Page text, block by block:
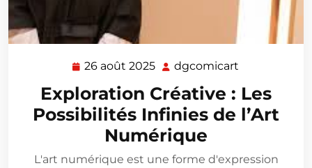
26 août 2025 26
août
2025
dgcomicart
Exploration Créative : Les
Possibilités Infinies de l’Art
Numérique
L'art numérique est une forme d'expression